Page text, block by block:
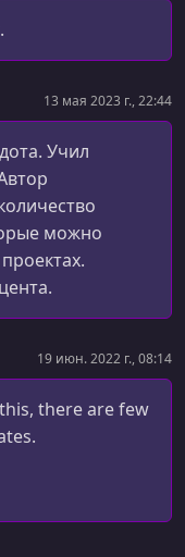
00:15:44
00:06:59
13 мая 2023 г., 22:44
Учил
можно
19 июн. 2022 г., 08:14
there are few